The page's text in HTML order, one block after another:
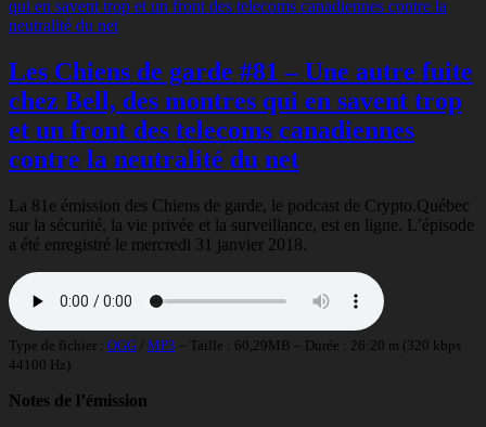
Les Chiens de garde #81 – Une autre fuite
chez Bell, des montres qui en savent trop
et un front des telecoms canadiennes
contre la neutralité du net
La 81e émission des Chiens de garde, le podcast de Crypto.Québec
sur la sécurité, la vie privée et la surveillance, est en ligne. L’épisode
a été enregistré le mercredi 31 janvier 2018.
Type de fichier : OGG MP3 – Taille : 60,29MB – Durée : 26:20 m (320 kbps
44100 Hz)
Notes de l’émission